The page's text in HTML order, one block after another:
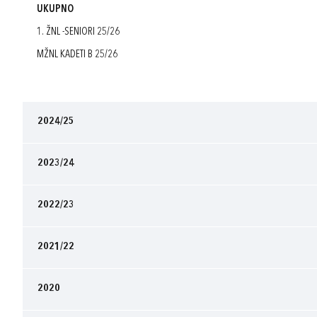
UKUPNO
1. ŽNL -SENIORI 25/26
MŽNL KADETI B 25/26
2024/25
2023/24
2022/23
2021/22
2020